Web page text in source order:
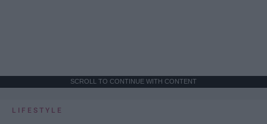
SCROLL TO CONTINUE WITH CONTENT
LIFESTYLE